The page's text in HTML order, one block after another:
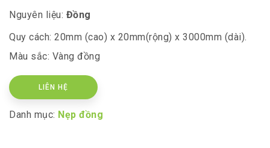
Nguyên liệu: Đồng
Quy cách: 20mm (cao) x 20mm(rộng) x 3000mm (dài).
Màu sắc: Vàng đồng
LIÊN HỆ
Danh mục: Nẹp đồng